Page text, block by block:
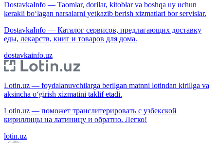
DostavkaInfo — Taomlar, dorilar, kitoblar va boshqa uy uchun
kerakli bo‘lagan narsalarni yetkazib berish xizmatlari bor servislar.
DostavkaInfo — Каталог сервисов, предлагающих доставку
еды, лекарств, книг и товаров для дома.
dostavkainfo.uz
Lotin.uz — foydalanuvchilarga berilgan matnni lotindan kirillga va
aksincha o‘girish xizmatini taklif etadi.
Lotin.uz — поможет транслитерировать с узбекской
кириллицы на латиницу и обратно. Легко!
lotin.uz